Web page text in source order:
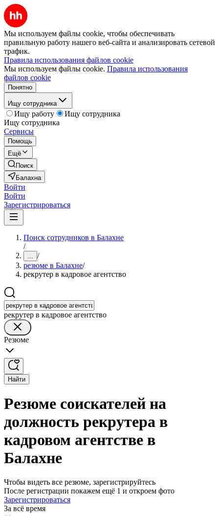
Мы используем файлы cookie, чтобы обеспечивать
правильную работу нашего веб-сайта и анализировать сетевой
трафик.
Правила использования файлов cookie
Мы используем файлы cookie. Правила использования
файлов cookie
Понятно
Ищу сотрудника
Ищу работу
Ищу сотрудника
Ищу сотрудника
Сервисы
Помощь
Ещё
Поиск
Балахна
Войти
Войти
Зарегистрироваться
Поиск сотрудников в Балахне
/
... /
резюме в Балахне/
рекрутер в кадровое агентство
рекрутер в кадровое агентство
Резюме
Найти
Резюме соискателей на
должность рекрутера в
кадровом агентстве в
Балахне
Чтобы видеть все резюме, зарегистрируйтесь
После регистрации покажем ещё 1 и откроем фото
Зарегистрироваться
За всё время